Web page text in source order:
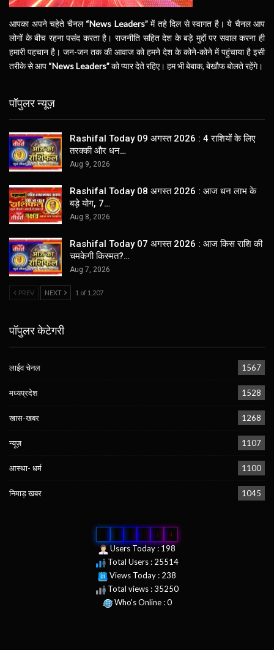
आपका अपने चहेते चैनल “News Leaders”में तहे दिल से स्वागत है। ये चैनल आप
लोगों के बीच रहना पसंद करता है। राजनीति सहित देश के बड़े मुद्दों पर सवाल करना ही
हमारी पहचान है। जन-जन तक की आवाज को हमने देश के कोने-कोने में पहुंचाया है इसी
तरीके से आप “News Leaders”को प्यार देते रहिए। हम भी बेबाक, बेखौफ बोलते रहेंगे।
पॉपुलर न्यूज़
Rashifal Today 09 अगस्त 2026 : 4 राशियों के लिए
तरक्की और धन…
Aug 9, 2026
Rashifal Today 08 अगस्त 2026 : आज धन लाभ के
बड़े योग, 7…
Aug 8, 2026
Rashifal Today 07 अगस्त 2026 : आज किस राशि की
चमकेगी किस्मत?…
Aug 7, 2026
PREV NEXT 1 of 1,207
पॉपुलर केटेगरी
लाईव चेनल 1567
मध्यप्रदेश 1528
खास-खबर 1268
न्यूज़ 1107
आस्था- धर्म 1100
निमाड़ खबर 1045
5 1 4
Users Today : 198
Total Users : 25514
Views Today : 238
Total views : 35250
Who's Online : 0